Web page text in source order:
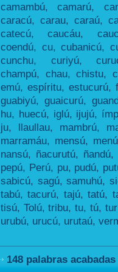
camambú, camarú,
caracú, carau, caraú,
catecú, caucáu,
coendú, cu, cubanicú,
cunchu, curiyú,
champú, chau, chistu,
emú, espíritu, estucurú,
guabiyú, guaicurú,
hu, huecú, iglú, ijujú,
ju, llaullau, mambrú,
marramáu, mensú,
nansú, ñacurutú,
pepú, Perú, pu, pudú,
sabicú, sagú, samuhú,
tabú, tacurú, tajú, tatú,
tisú, Tolú, tribu, tu, tú,
urubú, urucú, urutaú,
148 palabras